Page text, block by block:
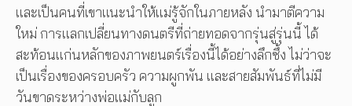
และเป็นคนที่เขาแนะนำให้แม่รู้จักในภายหลัง นำมาตีความ
ใหม่ การแลกเปลี่ยนทางดนตรีที่ถ่ายทอดจากรุ่นสู่รุ่นนี้ ได้
สะท้อนแก่นหลักของภาพยนตร์เรื่องนี้ได้อย่างลึกซึ้ง ไม่ว่าจะ
เป็นเรื่องของครอบครัว ความผูกพัน และสายสัมพันธ์ที่ไม่มี
วันขาดระหว่างพ่อแม่กับลูก